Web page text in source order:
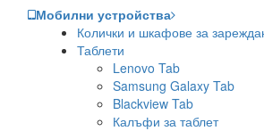
Мобилни устройства
Колички и шкафове за
Таблети
Lenovo Tab
Samsung Galaxy Tab
Blackview Tab
Калъфи за таблет